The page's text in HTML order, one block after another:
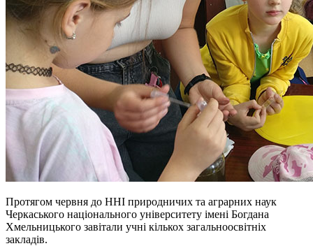
Протягом червня до ННІ природничих та аграрних наук
Черкаського національного університету імені Богдана
Хмельницького завітали учні кількох загальноосвітніх
закладів.